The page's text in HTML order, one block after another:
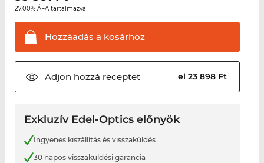
27.00% ÁFA tartalmazva
Hozzáadás a kosárhoz
Adjon hozzá receptet el 23 898 Ft
Exkluzív Edel-Optics előnyök
Ingyenes kiszállítás és visszaküldés
30 napos visszaküldési garancia